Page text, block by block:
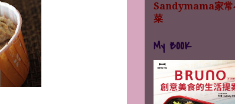
Sandymama家常
菜
My BOOK